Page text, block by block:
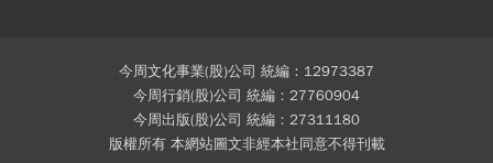
今周文化事業(股)公司 統編：12973387
今周行銷(股)公司 統編：27760904
今周出版(股)公司 統編：27311180
版權所有 本網站圖文非經本社同意不得刊載